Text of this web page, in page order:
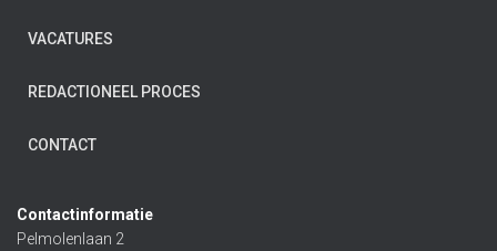
VACATURES
REDACTIONEEL PROCES
CONTACT
Contactinformatie
Pelmolenlaan 2